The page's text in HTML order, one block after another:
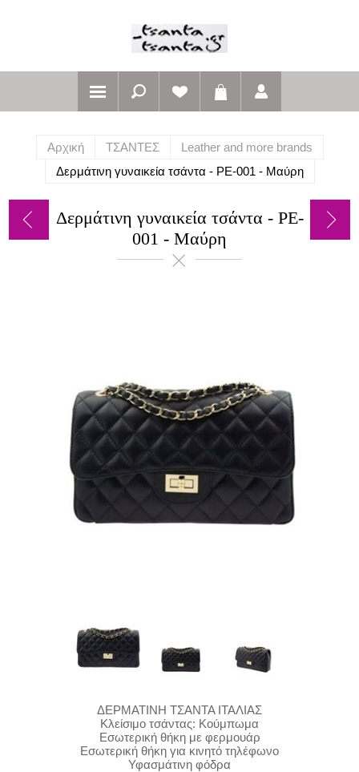
Αρχική ΤΣΑΝΤΕΣ
Leather and more brands
Δερμάτινη γυναικεία τσάντα - PE-001 - Μαύρη
Δερμάτινη γυναικεία τσάντα - PE-
001 - Μαύρη
ΔΕΡΜΑΤΙΝΗ ΤΣΑΝΤΑ ΙΤΑΛΙΑΣ
Κλείσιμο τσάντας: Κούμπωμα
Εσωτερική θήκη με φερμουάρ
Εσωτερική θήκη για κινητό τηλέφωνο
Υφασμάτινη φόδρα